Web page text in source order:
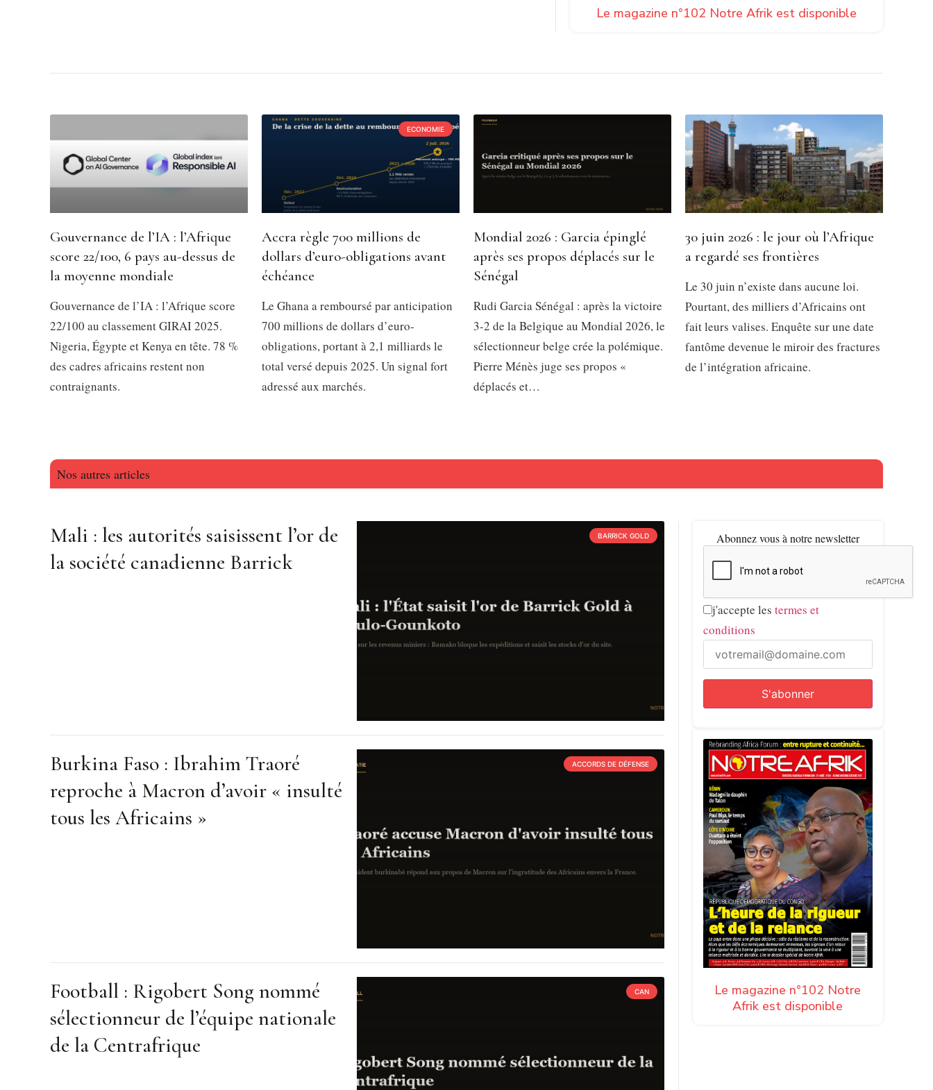
Le magazine n°102 Notre Afrik est disponible
Gouvernance de l’IA : l’Afrique
score 22/100, 6 pays au-dessus de
la moyenne mondiale
Gouvernance de l’IA : l’Afrique score
22/100 au classement GIRAI 2025.
Nigeria, Égypte et Kenya en tête. 78 %
des cadres africains restent non
contraignants.
ECONOMIE
Accra règle 700 millions de
dollars d’euro-obligations avant
échéance
Le Ghana a remboursé par anticipation
700 millions de dollars d’euro-
obligations, portant à 2,1 milliards le
total versé depuis 2025. Un signal fort
adressé aux marchés.
Mondial 2026 : Garcia épinglé
après ses propos déplacés sur le
Sénégal
Rudi Garcia Sénégal : après la victoire
3-2 de la Belgique au Mondial 2026, le
sélectionneur belge crée la polémique.
Pierre Ménès juge ses propos «
déplacés et…
30 juin 2026 : le jour où l’Afrique
a regardé ses frontières
Le 30 juin n’existe dans aucune loi.
Pourtant, des milliers d’Africains ont
fait leurs valises. Enquête sur une date
fantôme devenue le miroir des fractures
de l’intégration africaine.
Nos autres articles
BARRICK GOLD
Mali : les autorités saisissent l’or de
la société canadienne Barrick
ACCORDS DE DÉFENSE
Burkina Faso : Ibrahim Traoré
reproche à Macron d’avoir « insulté
tous les Africains »
CAN
Football : Rigobert Song nommé
sélectionneur de l’équipe nationale
de la Centrafrique
Abonnez vous à notre newsletter
j'accepte les termes et
conditions
Le magazine n°102 Notre
Afrik est disponible